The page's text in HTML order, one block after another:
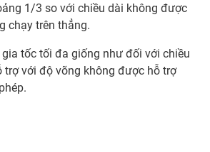
1/3 so với chiều dài không được
chạy trên thẳng.
tốc tối đa giống như đối với chiều
trợ với độ võng không được hỗ trợ